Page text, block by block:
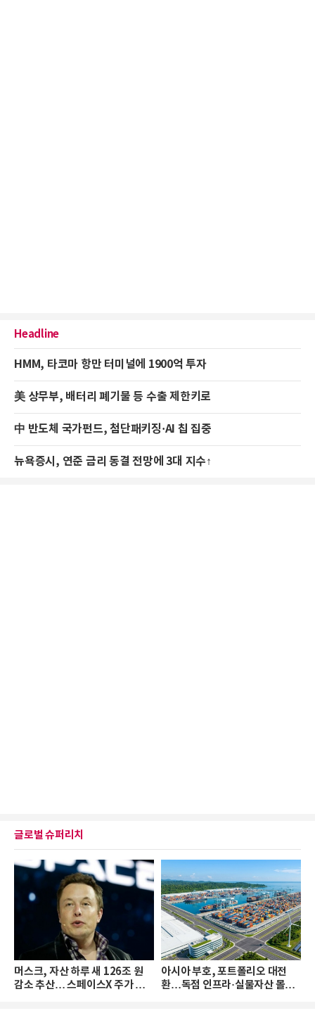
Headline
HMM, 타코마 항만 터미널에 1900억 투자
美 상무부, 배터리 폐기물 등 수출 제한키로
中 반도체 국가펀드, 첨단패키징·AI 칩 집중
뉴욕증시, 연준 금리 동결 전망에 3대 지수↑
글로벌 슈퍼리치
머스크, 자산 하루 새 126조 원
감소 추산… 스페이스X 주가 하
아시아 부호, 포트폴리오 대전
환…독점 인프라·실물자산 몰린